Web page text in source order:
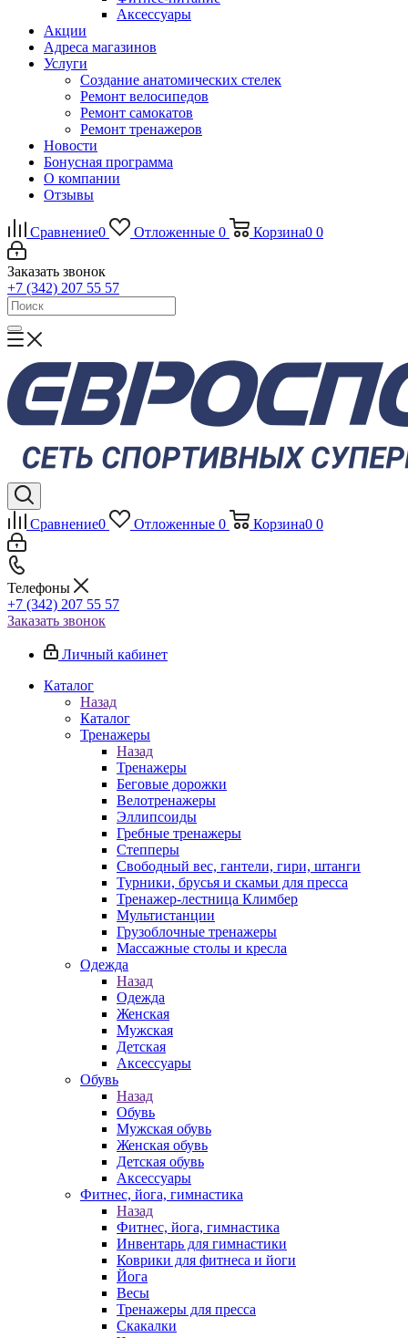
Аксессуары
Акции
Адреса магазинов
Услуги
Создание анатомических стелек
Ремонт велосипедов
Ремонт самокатов
Ремонт тренажеров
Новости
Бонусная программа
О компании
Отзывы
Сравнение0 Отложенные 0 Корзина0 0
Заказать звонок
+7 (342) 207 55 57
Сравнение0 Отложенные 0 Корзина0 0
Телефоны
+7 (342) 207 55 57
Заказать звонок
Личный кабинет
Каталог
Назад
Каталог
Тренажеры
Назад
Тренажеры
Беговые дорожки
Велотренажеры
Эллипсоиды
Гребные тренажеры
Степперы
Свободный вес, гантели, гири, штанги
Турники, брусья и скамьи для пресса
Тренажер-лестница Климбер
Мультистанции
Грузоблочные тренажеры
Массажные столы и кресла
Одежда
Назад
Одежда
Женская
Мужская
Детская
Аксессуары
Обувь
Назад
Обувь
Мужская обувь
Женская обувь
Детская обувь
Аксессуары
Фитнес, йога, гимнастика
Назад
Фитнес, йога, гимнастика
Инвентарь для гимнастики
Коврики для фитнеса и йоги
Йога
Весы
Тренажеры для пресса
Скакалки